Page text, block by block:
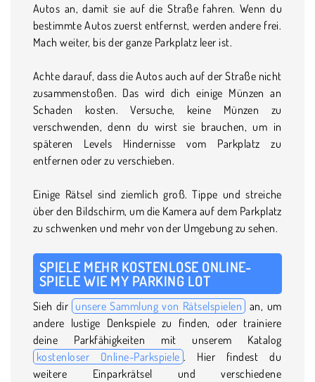
Autos an, damit sie auf die Straße fahren. Wenn du
bestimmte Autos zuerst entfernst, werden andere frei.
Mach weiter, bis der ganze Parkplatz leer ist.
Achte darauf, dass die Autos auch auf der Straße nicht
zusammenstoßen. Das wird dich einige Münzen an
Schaden kosten. Versuche, keine Münzen zu
verschwenden, denn du wirst sie brauchen, um in
späteren Levels Hindernisse vom Parkplatz zu
entfernen oder zu verschieben.
Einige Rätsel sind ziemlich groß. Tippe und streiche
über den Bildschirm, um die Kamera auf dem Parkplatz
zu schwenken und mehr von der Umgebung zu sehen.
SPIELE MEHR KOSTENLOSE ONLINE-
SPIELE WIE MY PARKING LOT
Sieh dir unsere Sammlung von Rätselspielen an, um
andere lustige Denkspiele zu finden, oder trainiere
deine Parkfähigkeiten mit unserem Katalog
kostenloser Online-Parkspiele . Hier findest du
weitere Einparkrätsel und verschiedene